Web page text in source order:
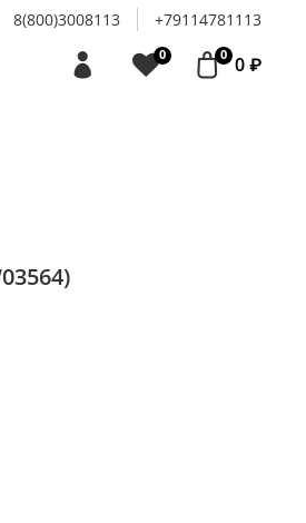
8(800)3008113
+79114781113
0 0 0 ₽